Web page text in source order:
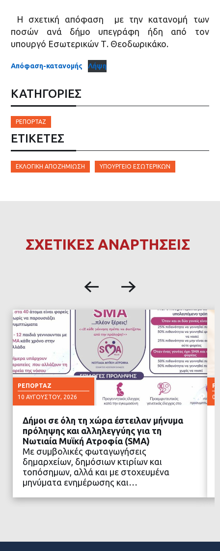
Η σχετική απόφαση με την κατανομή των
ποσών ανά δήμο υπεγράφη ήδη από τον
υπουργό Εσωτερικών Τ. Θεοδωρικάκο.
Απόφαση-κατανομής Λήψη
ΚΑΤΗΓΟΡΙΕΣ
ΡΕΠΟΡΤΆΖ
ΕΤΙΚΈΤΕΣ
ΕΚΛΟΓΙΚΉ ΑΠΟΖΗΜΊΩΣΗ ΎΠΟΥΡΓΕΊΟ ΕΣΩΤΕΡΙΚΏΝ
ΣΧΕΤΙΚΕΣ ΑΝΑΡΤΗΣΕΙΣ
ΡΕΠΟΡΤΆΖ
10 ΑΥΓΟΎΣΤΟΥ, 2026
ΔΙΑΒΑΣΤΕ ΠΕΡΙΣΣΟΤΕΡΑ
Δήμοι σε όλη τη χώρα έστειλαν μήνυμα
πρόληψης και αλληλεγγύης για τη
Νωτιαία Μυϊκή Ατροφία (SMA)
Με συμβολικές φωταγωγήσεις
δημαρχείων, δημόσιων κτιρίων και
τοπόσημων, αλλά και με στοχευμένα
μηνύματα ενημέρωσης και…